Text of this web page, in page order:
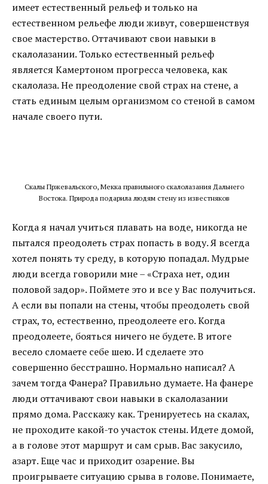
имеет естественный рельеф и только на
естественном рельефе люди живут, совершенствуя
свое мастерство. Оттачивают свои навыки в
скалолазании. Только естественный рельеф
является Камертоном прогресса человека, как
скалолаза. Не преодоление свой страх на стене, а
стать единым целым организмом со стеной в самом
начале своего пути.
Скалы Пржевальского, Мекка правильного скалолазания Дальнего
Востока. Природа подарила людям стену из известняков
Когда я начал учиться плавать на воде, никогда не
пытался преодолеть страх попасть в воду. Я всегда
хотел понять ту среду, в которую попадал. Мудрые
люди всегда говорили мне – «Страха нет, один
половой задор». Поймете это и все у Вас получиться.
А если вы попали на стены, чтобы преодолеть свой
страх, то, естественно, преодолеете его. Когда
преодолеете, бояться ничего не будете. В итоге
весело сломаете себе шею. И сделаете это
совершенно бесстрашно. Нормально написал? А
зачем тогда Фанера? Правильно думаете. На фанере
люди оттачивают свои навыки в скалолазании
прямо дома. Расскажу как. Тренируетесь на скалах,
не проходите какой-то участок стены. Идете домой,
а в голове этот маршрут и сам срыв. Вас закусило,
азарт. Еще час и приходит озарение. Вы
проигрываете ситуацию срыва в голове. Понимаете,